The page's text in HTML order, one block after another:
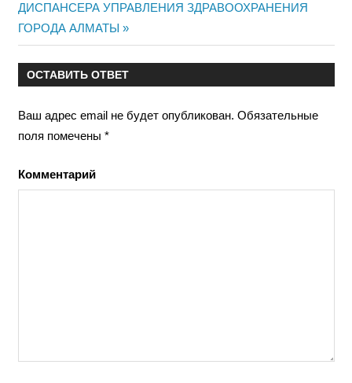
ДИСПАНСЕРА УПРАВЛЕНИЯ ЗДРАВООХРАНЕНИЯ
ГОРОДА АЛМАТЫ
ОСТАВИТЬ ОТВЕТ
Ваш адрес email не будет опубликован. Обязательные
поля помечены *
Комментарий